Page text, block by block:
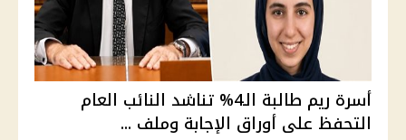
أسرة ريم طالبة الـ4% تناشد النائب العام
التحفظ على أوراق الإجابة وملف ...